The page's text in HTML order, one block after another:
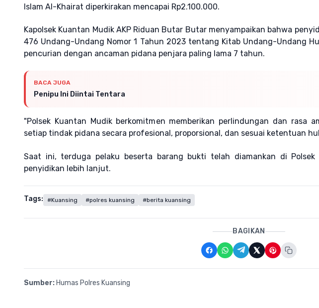
Islam Al-Khairat diperkirakan mencapai Rp2.100.000.
Kapolsek Kuantan Mudik AKP Riduan Butar Butar menyampaikan bahwa
476 Undang-Undang Nomor 1 Tahun 2023 tentang Kitab Undang-Undang
pencurian dengan ancaman pidana penjara paling lama 7 tahun.
BACA JUGA
Penipu Ini Diintai Tentara
"Polsek Kuantan Mudik berkomitmen memberikan perlindungan dan rasa
setiap tindak pidana secara profesional, proporsional, dan sesuai ketentuan
Saat ini, terduga pelaku beserta barang bukti telah diamankan di
penyidikan lebih lanjut.
Tags: #Kuansing #polres kuansing #berita kuansing
BAGIKAN
Sumber: Humas Polres Kuansing